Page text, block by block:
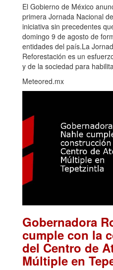
El Gobierno de México
primera Jornada Nacional
iniciativa sin precedentes
domingo 9 de agosto de
entidades del país.La
Reforestación es un
y de la sociedad para
Meteored.mx
Gobernadora
cumple con la
del Centro de
Múltiple en